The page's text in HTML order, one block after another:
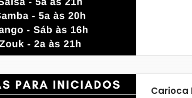
Carioca